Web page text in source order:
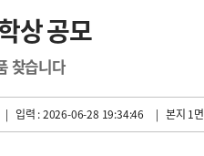
상 공모
찾습니다
| 입력 : 2026-06-28 19:34:46 | 본지 1면